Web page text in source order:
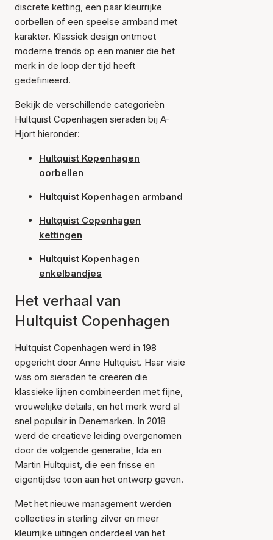
discrete ketting, een paar kleurrijke
oorbellen of een speelse armband met
karakter. Klassiek design ontmoet
moderne trends op een manier die het
merk in de loop der tijd heeft
gedefinieerd.
Bekijk de verschillende categorieën
Hultquist Copenhagen sieraden bij A-
Hjort hieronder:
Hultquist Kopenhagen
oorbellen
Hultquist Kopenhagen armband
Hultquist Copenhagen
kettingen
Hultquist Kopenhagen
enkelbandjes
Het verhaal van
Hultquist Copenhagen
Hultquist Copenhagen werd in 198
opgericht door Anne Hultquist. Haar visie
was om sieraden te creëren die
klassieke lijnen combineerden met fijne,
vrouwelijke details, en het merk werd al
snel populair in Denemarken. In 2018
werd de creatieve leiding overgenomen
door de volgende generatie, Ida en
Martin Hultquist, die een frisse en
eigentijdse toon aan het ontwerp geven.
Met het nieuwe management werden
collecties in sterling zilver en meer
kleurrijke uitingen onderdeel van het